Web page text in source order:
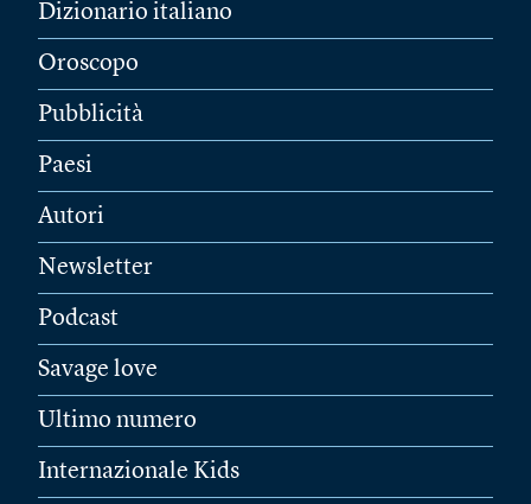
Dizionario italiano
Oroscopo
Pubblicità
Paesi
Autori
Newsletter
Podcast
Savage love
Ultimo numero
Internazionale Kids